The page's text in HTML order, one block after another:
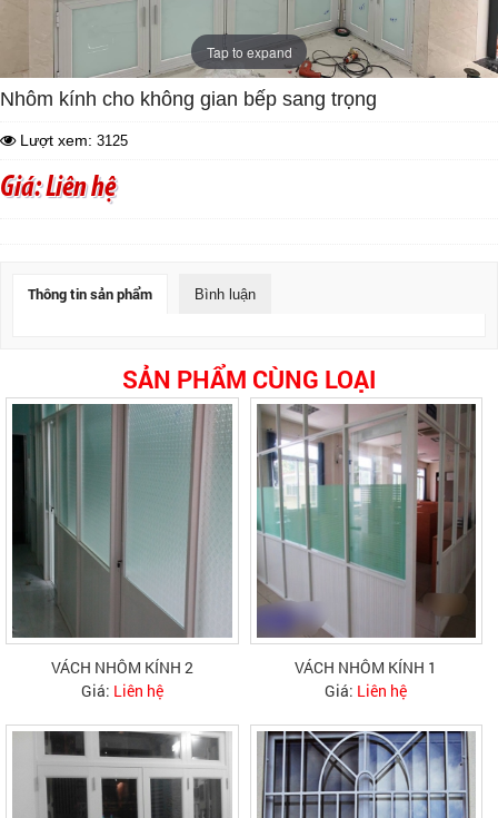
Tap to expand
Nhôm kính cho không gian bếp sang trọng
Lượt xem: 3125
Giá: Liên hệ
Thông tin sản phẩm Bình luận
SẢN PHẨM CÙNG LOẠI
VÁCH NHÔM KÍNH 2
Giá: Liên hệ
VÁCH NHÔM KÍNH 1
Giá: Liên hệ